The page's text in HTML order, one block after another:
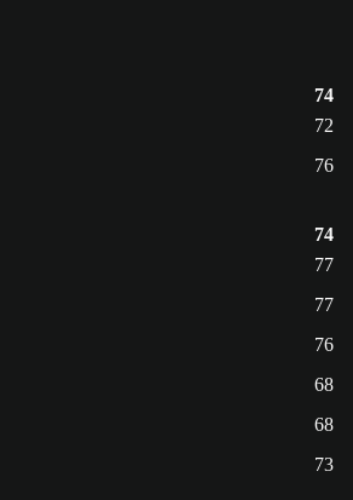
74
72
76
74
77
77
76
68
68
73